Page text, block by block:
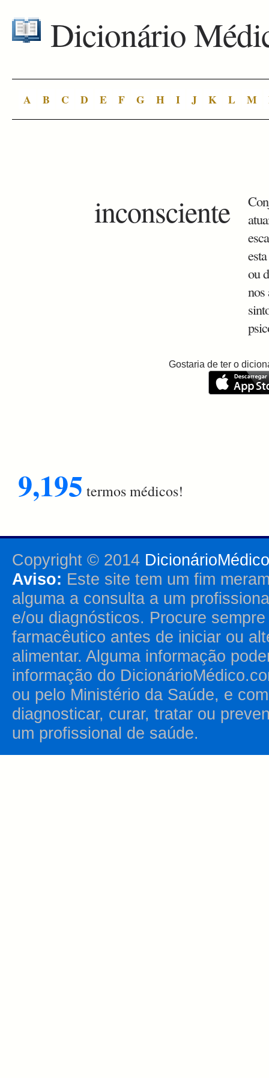
Dicionário
A B C D E F G H I J K L M
inconsciente
ou
nos
Gostaria de ter o
9,195 termos médicos!
Copyright © 2014
Aviso: Este site tem um fim
alguma a consulta a um
e/ou diagnósticos. Procure
farmacêutico antes de iniciar ou
alimentar. Alguma informação
informação do
ou pelo Ministério da Saúde, e
diagnosticar, curar, tratar ou
um profissional de saúde.